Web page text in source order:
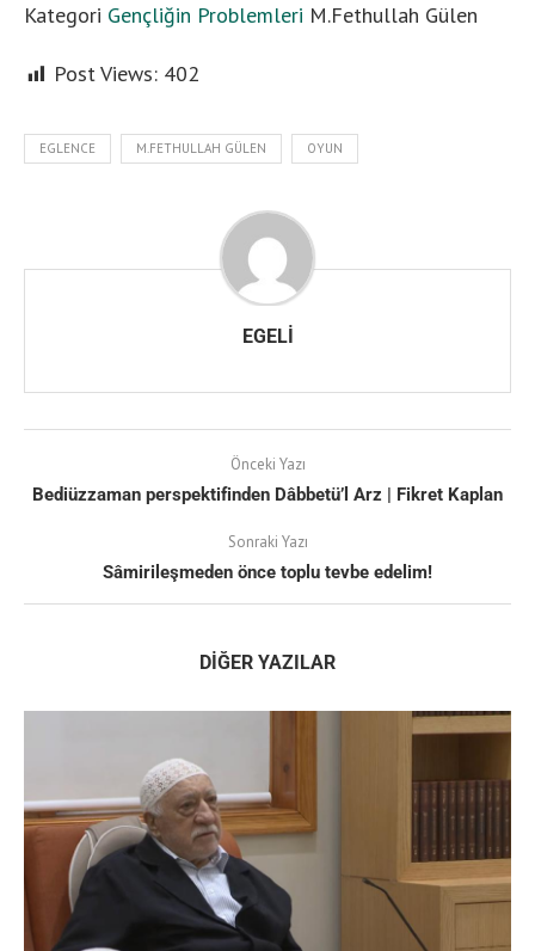
Kategori Gençliğin Problemleri M.Fethullah Gülen
Post Views: 402
EGLENCE M.FETHULLAH GÜLEN OYUN
EGELI
Önceki Yazı
Bediüzzaman perspektifinden Dâbbetü’l Arz | Fikret Kaplan
Sonraki Yazı
Sâmirileşmeden önce toplu tevbe edelim!
DIĞER YAZILAR